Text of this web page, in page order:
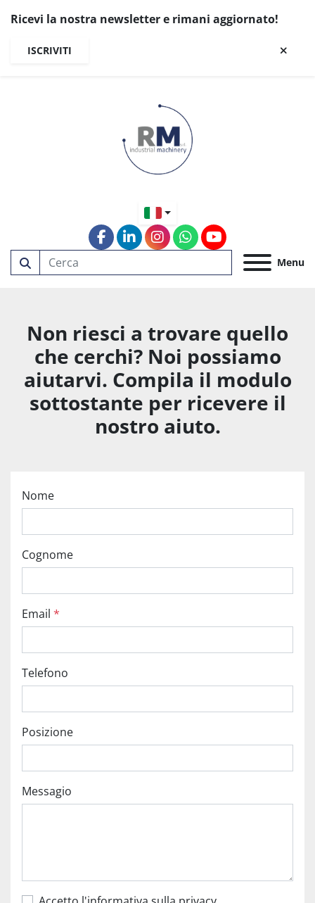
Ricevi la nostra newsletter e rimani aggiornato!
ISCRIVITI
Menu
facebook
linkedininstagram
whatsapp
youtube
Non riesci a trovare quello
che cerchi? Noi possiamo
aiutarvi. Compila il modulo
sottostante per ricevere il
nostro aiuto.
Nome
Cognome
Email *
Telefono
Posizione
Messagio